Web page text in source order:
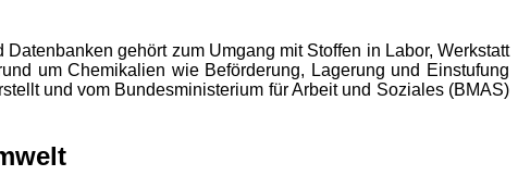
gehört zum Umgang mit Stoffen in Labor, Werkstatt
um Chemikalien wie Beförderung, Lagerung und Einstufung
und vom Bundesministerium für Arbeit und Soziales (BMAS)